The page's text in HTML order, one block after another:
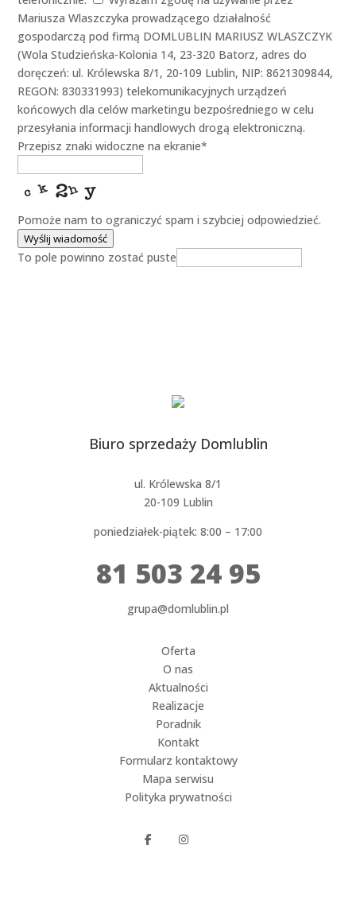
Mariusza Wlaszczyka prowadzącego działalność
gospodarczą pod firmą DOMLUBLIN MARIUSZ WLASZCZYK
(Wola Studzieńska-Kolonia 14, 23-320 Batorz, adres do
doręczeń: ul. Królewska 8/1, 20-109 Lublin, NIP: 8621309844,
REGON: 830331993) telekomunikacyjnych urządzeń
końcowych dla celów marketingu bezpośredniego w celu
przesyłania informacji handlowych drogą elektroniczną.
Przepisz znaki widoczne na ekranie*
Pomoże nam to ograniczyć spam i szybciej odpowiedzieć.
Wyślij wiadomość
To pole powinno zostać puste
Biuro sprzedaży Domlublin
ul. Królewska 8/1
20-109 Lublin
poniedziałek-piątek: 8:00 – 17:00
81 503 24 95
grupa@domlublin.pl
Oferta
O nas
Aktualności
Realizacje
Poradnik
Kontakt
Formularz kontaktowy
Mapa serwisu
Polityka prywatności